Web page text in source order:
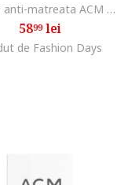
Sampon anti-matreata ACM Novophane K impotriva descuamarii cronice a scalpului, 125 ml
5899lei
de Fashion Days